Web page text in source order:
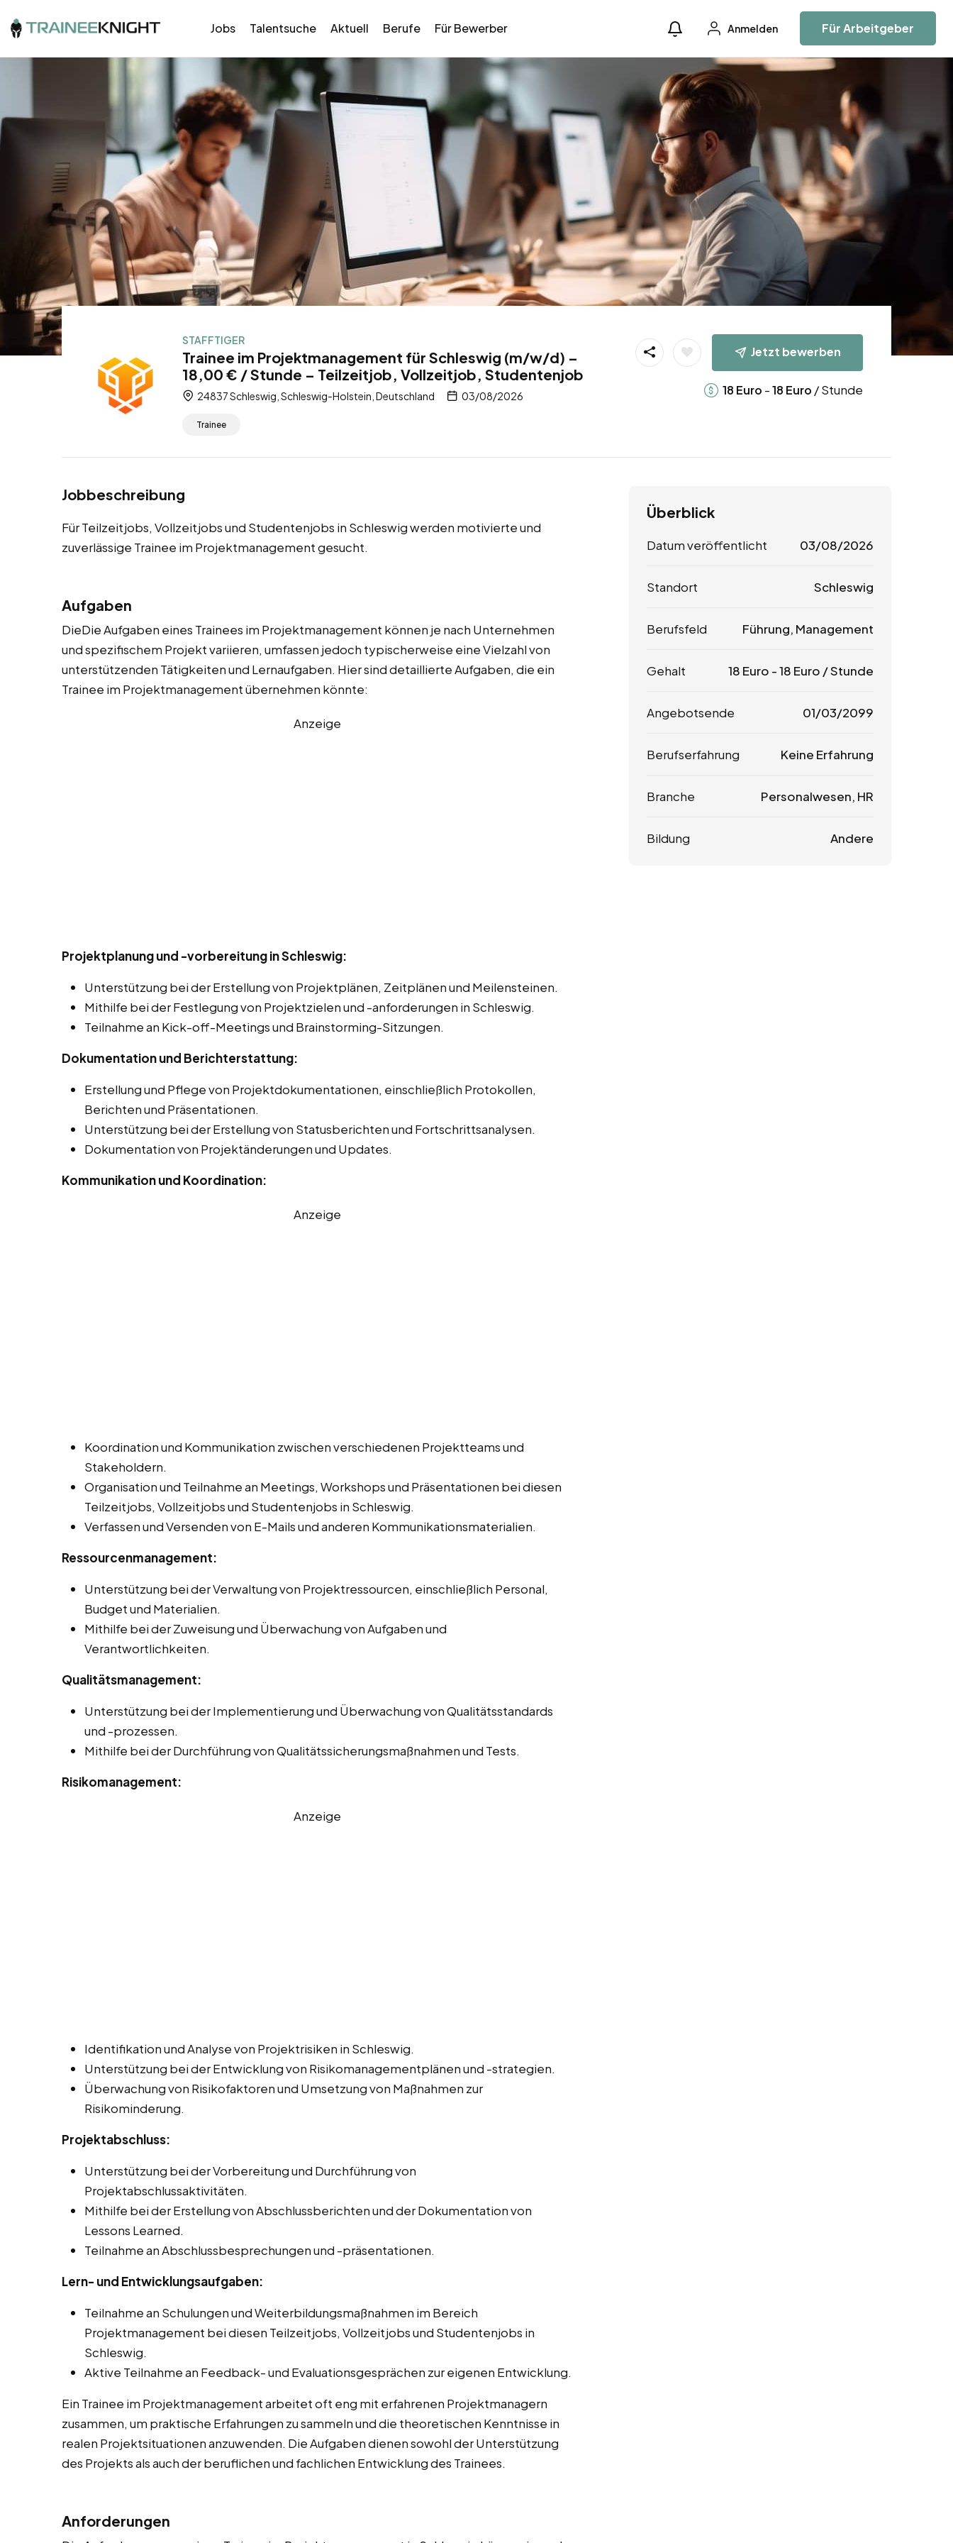
Jobs Talentsuche Aktuell Berufe Für Bewerber Anmelden Für Arbeitgeber
STAFFTIGER
Trainee im Projektmanagement für Schleswig (m/w/d) –
18,00 € / Stunde – Teilzeitjob, Vollzeitjob, Studentenjob
24837 Schleswig, Schleswig-Holstein, Deutschland 03/08/2026
Trainee
Jetzt bewerben
18 Euro -18 Euro / Stunde
Jobbeschreibung
Für Teilzeitjobs, Vollzeitjobs und Studentenjobs in Schleswig werden motivierte und
zuverlässige Trainee im Projektmanagement gesucht.
Aufgaben
DieDie Aufgaben eines Trainees im Projektmanagement können je nach Unternehmen
und spezifischem Projekt variieren, umfassen jedoch typischerweise eine Vielzahl von
unterstützenden Tätigkeiten und Lernaufgaben. Hier sind detaillierte Aufgaben, die ein
Trainee im Projektmanagement übernehmen könnte:
Anzeige
Projektplanung und -vorbereitung in Schleswig:
Unterstützung bei der Erstellung von Projektplänen, Zeitplänen und Meilensteinen.
Mithilfe bei der Festlegung von Projektzielen und -anforderungen in Schleswig.
Teilnahme an Kick-off-Meetings und Brainstorming-Sitzungen.
Dokumentation und Berichterstattung:
Erstellung und Pflege von Projektdokumentationen, einschließlich Protokollen,
Berichten und Präsentationen.
Unterstützung bei der Erstellung von Statusberichten und Fortschrittsanalysen.
Dokumentation von Projektänderungen und Updates.
Kommunikation und Koordination:
Anzeige
Koordination und Kommunikation zwischen verschiedenen Projektteams und
Stakeholdern.
Organisation und Teilnahme an Meetings, Workshops und Präsentationen bei diesen
Teilzeitjobs, Vollzeitjobs und Studentenjobs in Schleswig.
Verfassen und Versenden von E-Mails und anderen Kommunikationsmaterialien.
Ressourcenmanagement:
Unterstützung bei der Verwaltung von Projektressourcen, einschließlich Personal,
Budget und Materialien.
Mithilfe bei der Zuweisung und Überwachung von Aufgaben und
Verantwortlichkeiten.
Qualitätsmanagement:
Unterstützung bei der Implementierung und Überwachung von Qualitätsstandards
und -prozessen.
Mithilfe bei der Durchführung von Qualitätssicherungsmaßnahmen und Tests.
Risikomanagement:
Anzeige
Identifikation und Analyse von Projektrisiken in Schleswig.
Unterstützung bei der Entwicklung von Risikomanagementplänen und -strategien.
Überwachung von Risikofaktoren und Umsetzung von Maßnahmen zur
Risikominderung.
Projektabschluss:
Unterstützung bei der Vorbereitung und Durchführung von
Projektabschlussaktivitäten.
Mithilfe bei der Erstellung von Abschlussberichten und der Dokumentation von
Lessons Learned.
Teilnahme an Abschlussbesprechungen und -präsentationen.
Lern- und Entwicklungsaufgaben:
Teilnahme an Schulungen und Weiterbildungsmaßnahmen im Bereich
Projektmanagement bei diesen Teilzeitjobs, Vollzeitjobs und Studentenjobs in
Schleswig.
Aktive Teilnahme an Feedback- und Evaluationsgesprächen zur eigenen Entwicklung.
Ein Trainee im Projektmanagement arbeitet oft eng mit erfahrenen Projektmanagern
zusammen, um praktische Erfahrungen zu sammeln und die theoretischen Kenntnisse in
realen Projektsituationen anzuwenden. Die Aufgaben dienen sowohl der Unterstützung
des Projekts als auch der beruflichen und fachlichen Entwicklung des Trainees.
Anforderungen
Überblick
Datum veröffentlicht 03/08/2026
Standort Schleswig
Berufsfeld Führung, Management
Gehalt 18 Euro -18 Euro / Stunde
Angebotsende 01/03/2099
Berufserfahrung Keine Erfahrung
Branche Personalwesen, HR
Bildung Andere